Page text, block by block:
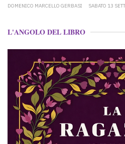
DOMENICO MARCELLO GERBASI SABATO 13
L'ANGOLO DEL LIBRO